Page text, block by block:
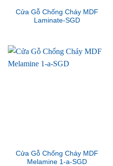
Cửa Gỗ Chống Cháy MDF
Laminate-SGD
Cửa Gỗ Chống Cháy MDF
Melamine 1-a-SGD